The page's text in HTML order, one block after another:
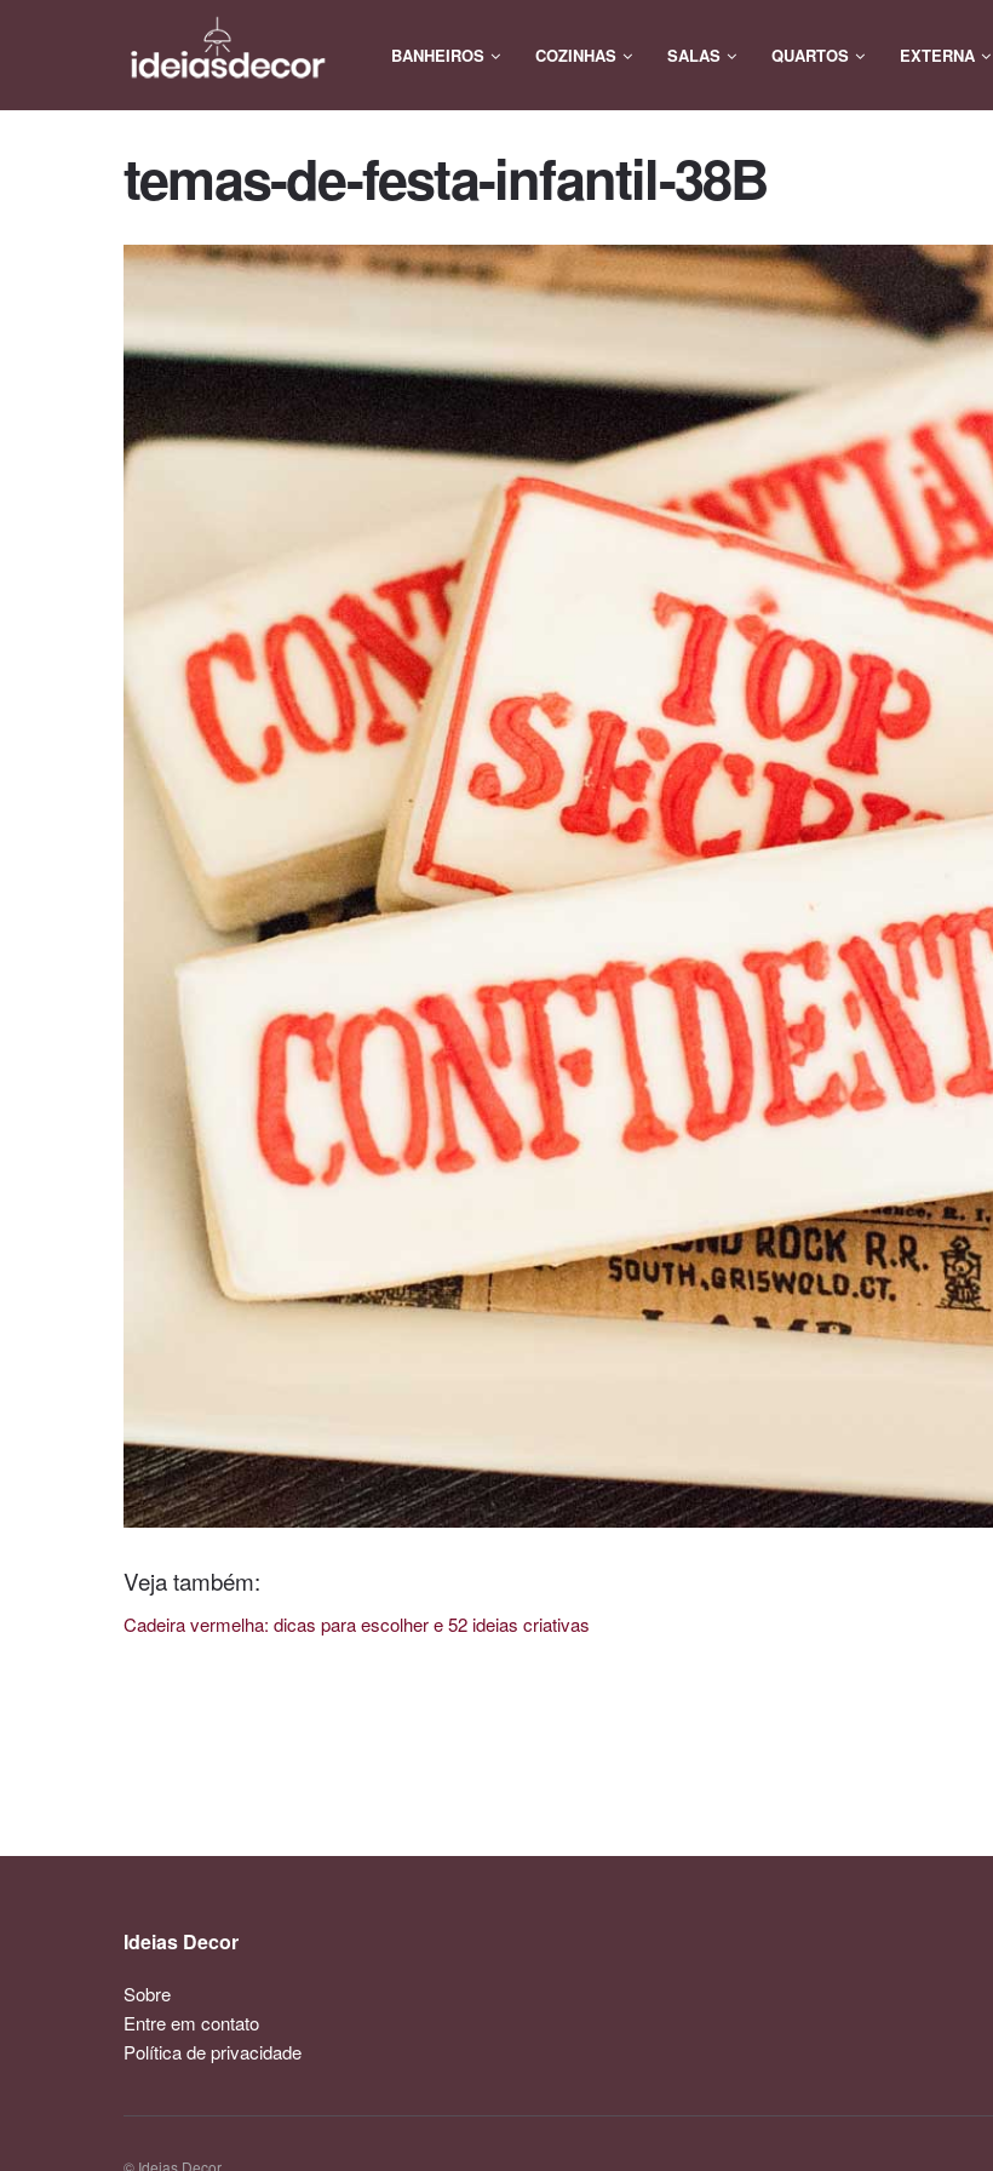
BANHEIROS COZINHAS SALAS QUARTOS EXTERNA
temas-de-festa-infantil-38B
Veja também:
Cadeira vermelha: dicas para escolher e 52 ideias criativas
Ideias Decor
Sobre
Entre em contato
Política de privacidade
© Ideias Decor